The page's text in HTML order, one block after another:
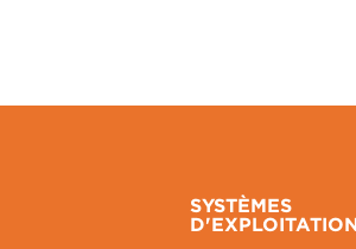
SYSTÈMES
D'EXPLOITATION